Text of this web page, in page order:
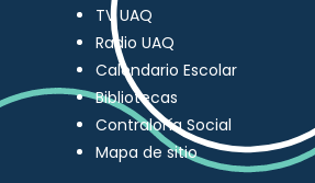
TV UAQ
Radio UAQ
Calendario Escolar
Bibliotecas
Contraloría Social
Mapa de sitio